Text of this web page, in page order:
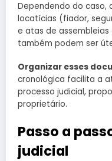
Dependendo do caso,
locatícias (fiador,
e atas de
também podem ser
Organizar esses
cronológica facilita a
processo judicial,
proprietário.
Passo a
judicial